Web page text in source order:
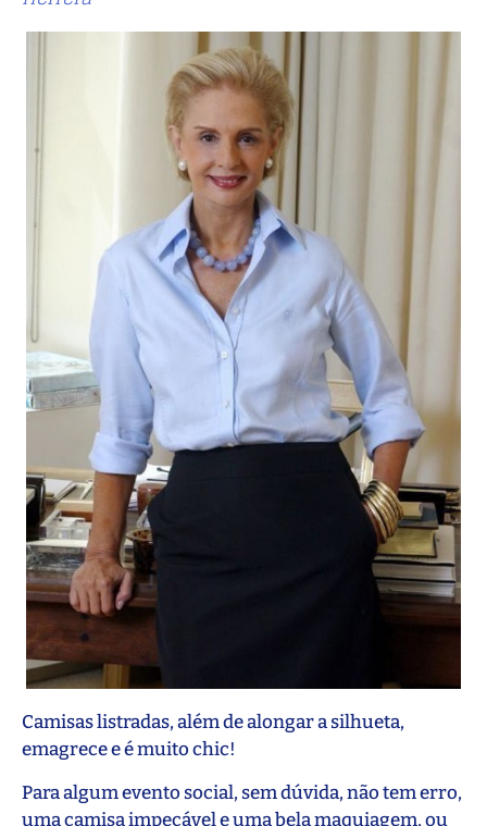
Camisas listradas, além de alongar a silhueta,
emagrece e é muito chic!
Para algum evento social, sem dúvida, não tem erro,
uma camisa impecável e uma bela maquiagem, ou